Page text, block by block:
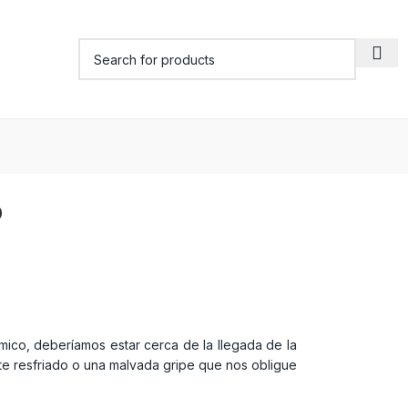
deberíamos estar cerca de la llegada de la
resfriado o una malvada gripe que nos obligue